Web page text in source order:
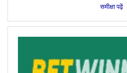
समीक्षा पढ़ें